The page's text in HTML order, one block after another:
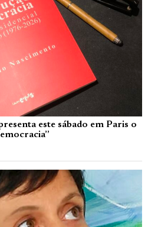
este sábado em Paris o